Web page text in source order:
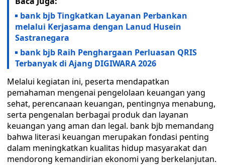
bank bjb Tingkatkan Layanan Perbankan
melalui Kerjasama dengan Lanud Husein
Sastranegara
bank bjb Raih Penghargaan Perluasan QRIS
Terbanyak di Ajang DIGIWARA 2026
Melalui kegiatan ini, peserta mendapatkan
pemahaman mengenai pengelolaan keuangan yang
sehat, perencanaan keuangan, pentingnya menabung,
serta pengenalan berbagai produk dan layanan
keuangan yang aman dan legal. bank bjb memandang
bahwa literasi keuangan merupakan fondasi penting
dalam meningkatkan kualitas hidup masyarakat dan
mendorong kemandirian ekonomi yang berkelanjutan.